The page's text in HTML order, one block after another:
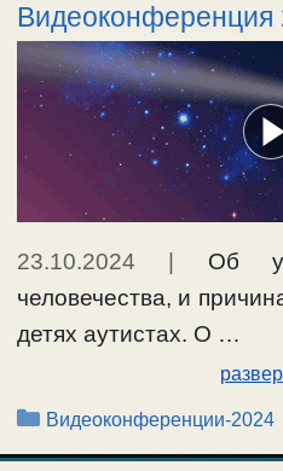
Видеоконференция
23.10.2024
Об
человечества, и
детях аутистах. О …
Рубрики
Видеоконференции-2024